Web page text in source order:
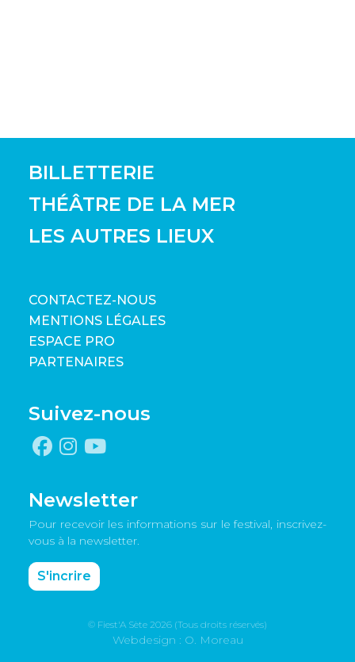
BILLETTERIE
THÉÂTRE DE LA MER
LES AUTRES LIEUX
CONTACTEZ-NOUS
MENTIONS LÉGALES
ESPACE PRO
PARTENAIRES
Suivez-nous
Newsletter
Pour recevoir les informations sur le festival, inscrivez-
vous à la newsletter.
S'incrire
© Fiest'A Sète 2026 (Tous droits réservés)
Webdesign : O. Moreau